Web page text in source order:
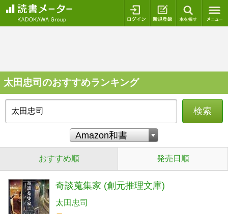
ログイン 新規登録
太田忠司のおすすめランキング
検索
おすすめ順 発売日順
奇談蒐集家 (創元推理文庫)
太田忠司